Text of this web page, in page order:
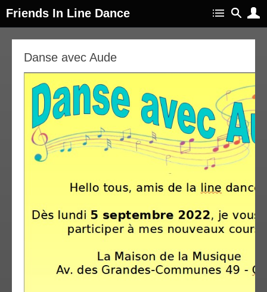
Friends In Line Dance
Danse avec Aude